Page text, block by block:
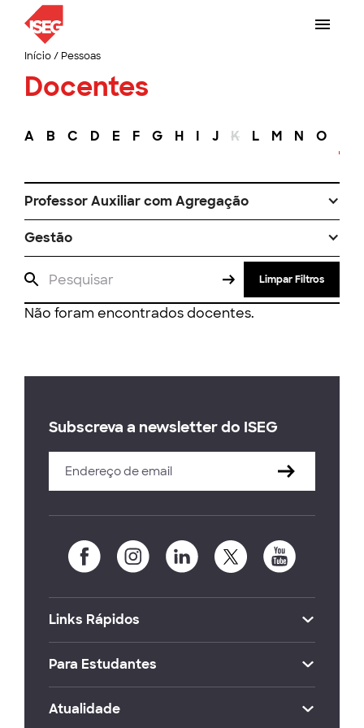
Início/ Pessoas
Docentes
A B C D E F G H I J K L M N O
Professor Auxiliar com Agregação
Gestão
Limpar Filtros
Não foram encontrados docentes.
Subscreva a newsletter do ISEG
Links Rápidos
Para Estudantes
Atualidade